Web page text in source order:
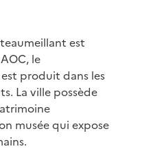
est
le
produit dans les
La ville possède
musée qui expose